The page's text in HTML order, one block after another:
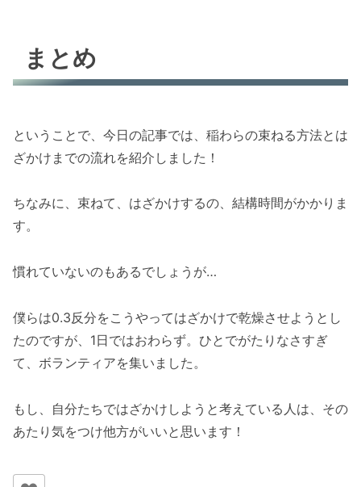
まとめ
ということで、今日の記事では、稲わらの束ねる方法とは
ざかけまでの流れを紹介しました！
ちなみに、束ねて、はざかけするの、結構時間がかかりま
す。
慣れていないのもあるでしょうが…
僕らは0.3反分をこうやってはざかけで乾燥させようとし
たのですが、1日ではおわらず。ひとでがたりなさすぎ
て、ボランティアを集いました。
もし、自分たちではざかけしようと考えている人は、その
あたり気をつけ他方がいいと思います！